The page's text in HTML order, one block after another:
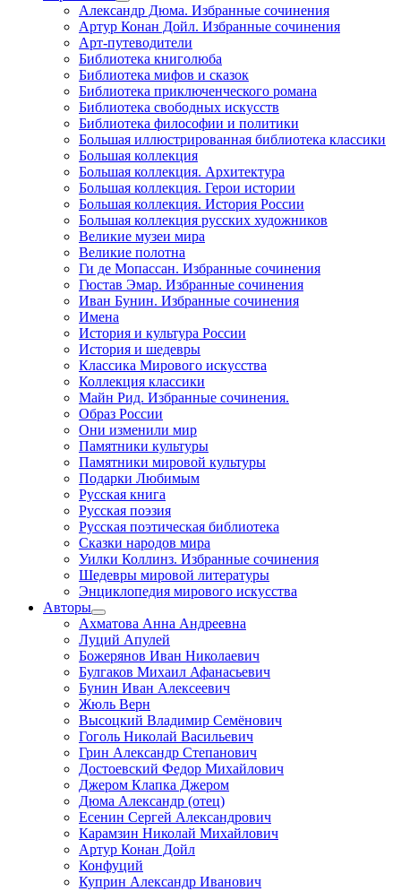
Александр Дюма. Избранные сочинения
Артур Конан Дойл. Избранные сочинения
Арт-путеводители
Библиотека книголюба
Библиотека мифов и сказок
Библиотека приключенческого романа
Библиотека свободных искусств
Библиотека философии и политики
Большая иллюстрированная библиотека классики
Большая коллекция
Большая коллекция. Архитектура
Большая коллекция. Герои истории
Большая коллекция. История России
Большая коллекция русских художников
Великие музеи мира
Великие полотна
Ги де Мопассан. Избранные сочинения
Гюстав Эмар. Избранные сочинения
Иван Бунин. Избранные сочинения
Имена
История и культура России
История и шедевры
Классика Мирового искусства
Коллекция классики
Майн Рид. Избранные сочинения.
Образ России
Они изменили мир
Памятники культуры
Памятники мировой культуры
Подарки Любимым
Русская книга
Русская поэзия
Русская поэтическая библиотека
Сказки народов мира
Уилки Коллинз. Избранные сочинения
Шедевры мировой литературы
Энциклопедия мирового искусства
Авторы
Ахматова Анна Андреевна
Луций Апулей
Божерянов Иван Николаевич
Булгаков Михаил Афанасьевич
Бунин Иван Алексеевич
Жюль Верн
Высоцкий Владимир Семёнович
Гоголь Николай Васильевич
Грин Александр Степанович
Достоевский Федор Михайлович
Джером Клапка Джером
Дюма Александр (отец)
Есенин Сергей Александрович
Карамзин Николай Михайлович
Артур Конан Дойл
Конфуций
Куприн Александр Иванович